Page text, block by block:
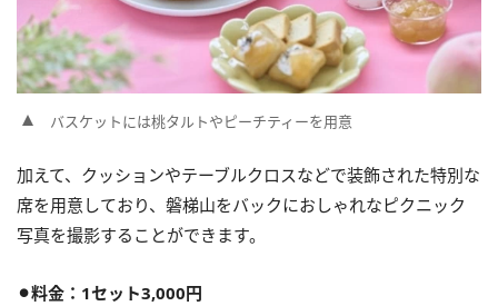
バスケットには桃タルトやピーチティーを用意
加えて、クッションやテーブルクロスなどで装飾された特別な
席を用意しており、磐梯山をバックにおしゃれなピクニック
写真を撮影することができます。
⚫︎料金：1セット3,000円